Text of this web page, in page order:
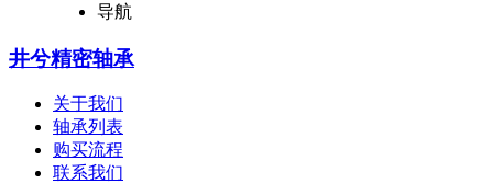
导航
井兮精密轴承
关于我们
轴承列表
购买流程
联系我们